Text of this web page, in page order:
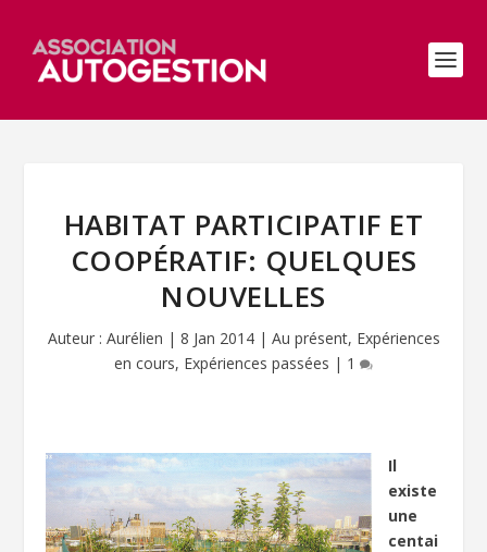
HABITAT PARTICIPATIF ET
COOPÉRATIF: QUELQUES
NOUVELLES
Auteur : Aurélien | 8 Jan 2014| Au présent, Expériences
en cours, Expériences passées | 1
Il
existe
une
centai